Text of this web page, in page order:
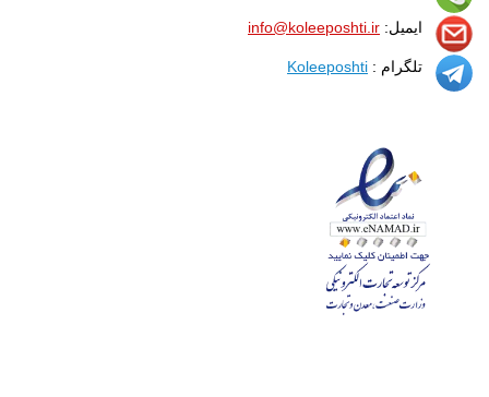
ایمیل: info@koleeposhti.ir
تلگرام : Koleeposhti